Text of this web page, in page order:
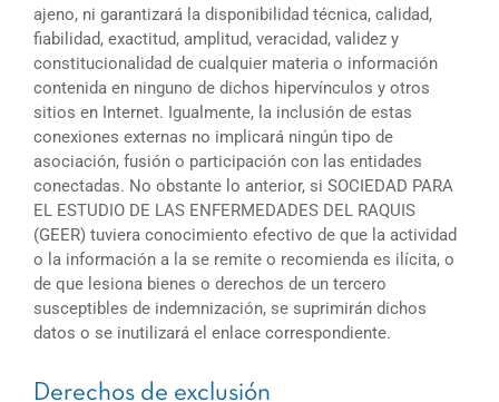
ajeno, ni garantizará la disponibilidad técnica, calidad,
fiabilidad, exactitud, amplitud, veracidad, validez y
constitucionalidad de cualquier materia o información
contenida en ninguno de dichos hipervínculos y otros
sitios en Internet. Igualmente, la inclusión de estas
conexiones externas no implicará ningún tipo de
asociación, fusión o participación con las entidades
conectadas. No obstante lo anterior, si SOCIEDAD PARA
EL ESTUDIO DE LAS ENFERMEDADES DEL RAQUIS
(GEER) tuviera conocimiento efectivo de que la actividad
o la información a la se remite o recomienda es ilícita, o
de que lesiona bienes o derechos de un tercero
susceptibles de indemnización, se suprimirán dichos
datos o se inutilizará el enlace correspondiente.
Derechos de exclusión